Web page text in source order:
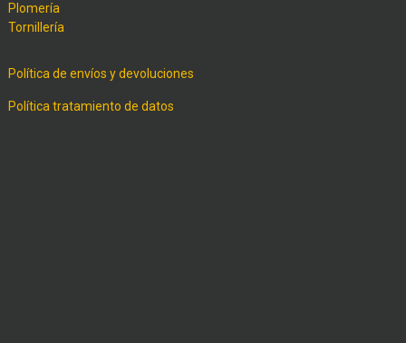
Plomería
Tornillería
Política de envíos y devoluciones
Política tratamiento de datos